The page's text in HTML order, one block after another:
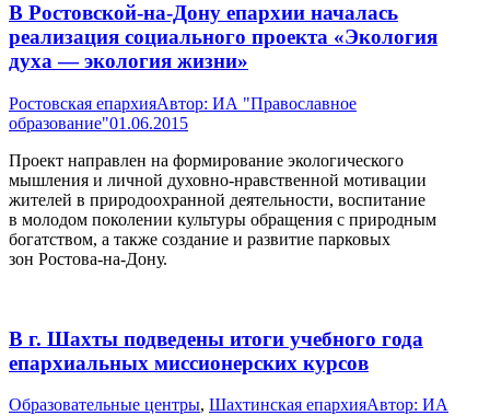
В Ростовской-на-Дону епархии началась
реализация социального проекта «Экология
духа — экология жизни»
Ростовская епархияАвтор: ИА "Православное
образование"01.06.2015
Проект направлен на формирование экологического
мышления и личной духовно-нравственной мотивации
жителей в природоохранной деятельности, воспитание
в молодом поколении культуры обращения с природным
богатством, а также создание и развитие парковых
зон Ростова-на-Дону.
В г. Шахты подведены итоги учебного года
епархиальных миссионерских курсов
Образовательные центры, Шахтинская епархияАвтор: ИА